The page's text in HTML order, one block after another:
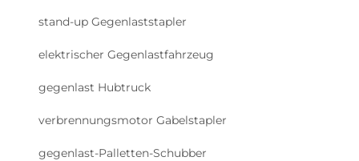
stand-up Gegenlaststapler
elektrischer Gegenlastfahrzeug
gegenlast Hubtruck
verbrennungsmotor Gabelstapler
gegenlast-Palletten-Schubber